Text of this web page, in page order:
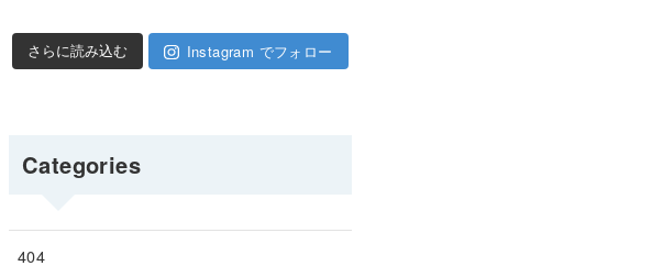
さらに読み込む Instagram でフォロー
Categories
404